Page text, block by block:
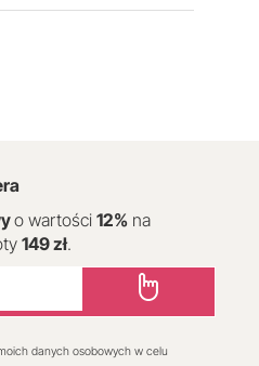
o wartości 12% na
149 zł.
danych osobowych w celu